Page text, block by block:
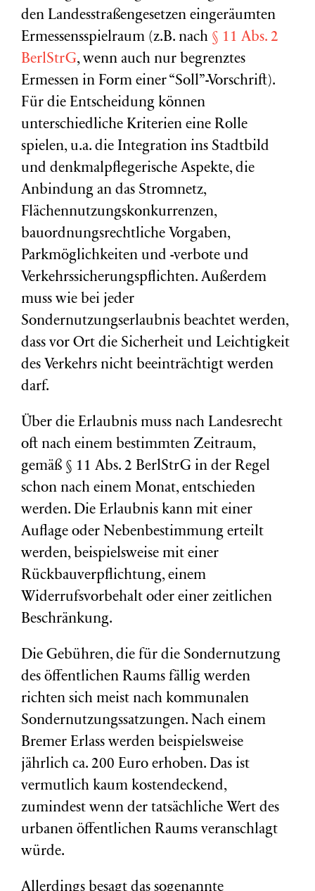
den Landesstraßengesetzen eingeräumten
Ermessensspielraum (z.B. nach § 11 Abs. 2
BerlStrG, wenn auch nur begrenztes
Ermessen in Form einer “Soll”-Vorschrift).
Für die Entscheidung können
unterschiedliche Kriterien eine Rolle
spielen, u.a. die Integration ins Stadtbild
und denkmalpflegerische Aspekte, die
Anbindung an das Stromnetz,
Flächennutzungskonkurrenzen,
bauordnungsrechtliche Vorgaben,
Parkmöglichkeiten und -verbote und
Verkehrssicherungspflichten. Außerdem
muss wie bei jeder
Sondernutzungserlaubnis beachtet werden,
dass vor Ort die Sicherheit und Leichtigkeit
des Verkehrs nicht beeinträchtigt werden
darf.
Über die Erlaubnis muss nach Landesrecht
oft nach einem bestimmten Zeitraum,
gemäß § 11 Abs. 2 BerlStrG in der Regel
schon nach einem Monat, entschieden
werden. Die Erlaubnis kann mit einer
Auflage oder Nebenbestimmung erteilt
werden, beispielsweise mit einer
Rückbauverpflichtung, einem
Widerrufsvorbehalt oder einer zeitlichen
Beschränkung.
Die Gebühren, die für die Sondernutzung
des öffentlichen Raums fällig werden
richten sich meist nach kommunalen
Sondernutzungssatzungen. Nach einem
Bremer Erlass werden beispielsweise
jährlich ca. 200 Euro erhoben. Das ist
vermutlich kaum kostendeckend,
zumindest wenn der tatsächliche Wert des
urbanen öffentlichen Raums veranschlagt
würde.
Allerdings besagt das sogenannte